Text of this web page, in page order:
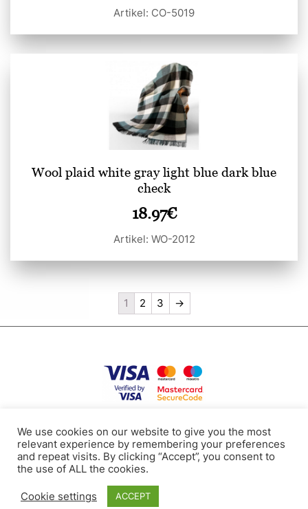
Artikel: CO-5019
Wool plaid white gray light blue dark blue
check
18.97€
Artikel: WO-2012
1 2 3 →
Tel: +371 24112117
RAVA SIA, Registriernr.: 40003919188, Zeltritu st. 20-65, Marupe, Latvia
We use cookies on our website to give you the most
relevant experience by remembering your preferences
and repeat visits. By clicking “Accept”, you consent to
the use of ALL the cookies.
Cookie settings ACCEPT